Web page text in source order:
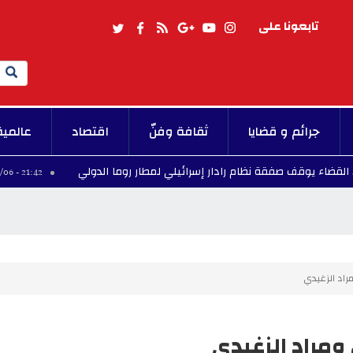
تابعونا على
Search
جرائم و قضايا ثقافة وفنّ اقتصاد
صفقة نظام رادار إسرائيلي لمطار روما الدولي 21:42 - 2026/08/06
الزغيدي